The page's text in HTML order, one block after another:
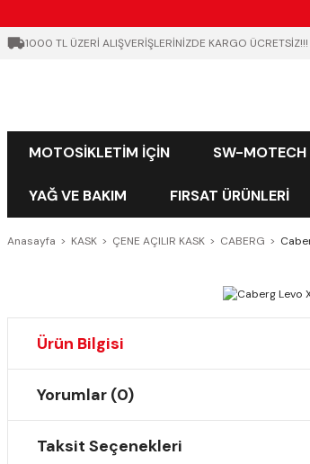
1000 TL ÜZERİ ALIŞVERİŞLERİNİZDE KARGO ÜCRETSİZ!!!
MOTOSİKLETİM İÇİN SW-MOTECH
YAĞ VE BAKIM FIRSAT ÜRÜNLERİ
Anasayfa KASK ÇENE AÇILIR KASK CABERG
Ürün Bilgisi
Yorumlar (0)
Taksit Seçenekleri